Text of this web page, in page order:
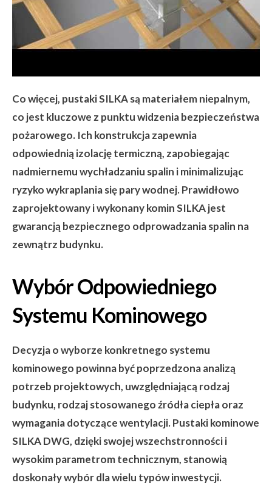
Co więcej, pustaki SILKA są materiałem niepalnym,
co jest kluczowe z punktu widzenia bezpieczeństwa
pożarowego. Ich konstrukcja zapewnia
odpowiednią izolację termiczną, zapobiegając
nadmiernemu wychładzaniu spalin i minimalizując
ryzyko wykraplania się pary wodnej. Prawidłowo
zaprojektowany i wykonany komin SILKA jest
gwarancją bezpiecznego odprowadzania spalin na
zewnątrz budynku.
Wybór Odpowiedniego
Systemu Kominowego
Decyzja o wyborze konkretnego systemu
kominowego powinna być poprzedzona analizą
potrzeb projektowych, uwzględniającą rodzaj
budynku, rodzaj stosowanego źródła ciepła oraz
wymagania dotyczące wentylacji. Pustaki kominowe
SILKA DWG, dzięki swojej wszechstronności i
wysokim parametrom technicznym, stanowią
doskonały wybór dla wielu typów inwestycji.